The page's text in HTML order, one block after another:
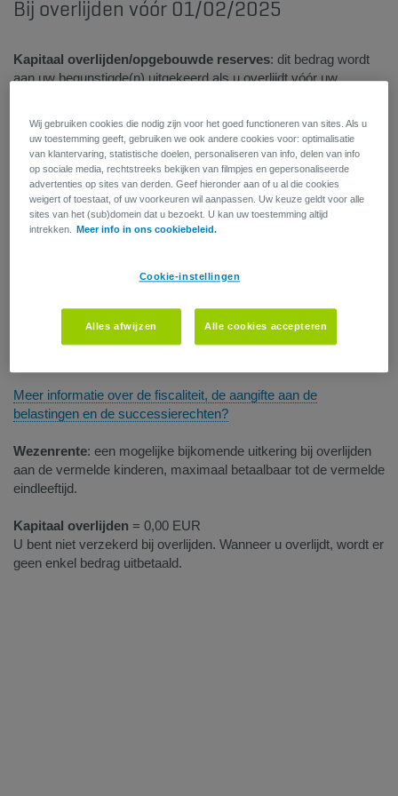
Bij overlijden vóór 01/02/2025
Kapitaal overlijden/opgebouwde reserves: dit bedrag wordt
aan uw begunstigde(n) uitgekeerd als u overlijdt vóór uw
kan u van deze keuze afwijken door dit document in te vullen.
Het vermelde bedrag is een brutobedrag.
Kapitaal overlijden/opgebouwde reserve winstdeelname
een bedrag bovenop het bedrag bij overlijden dat AG Employee
Benefits bij uw overlijden uitkeert aan uw begunstigde(n). De
in dezelfde zin als dat kapitaal.
Het bedrag dat u effectief zal ontvangen, wordt bepaald door de
Meer informatie over de fiscaliteit, de aangifte aan de
belastingen en de successierechten?
Wezenrente: een mogelijke bijkomende uitkering bij overlijden
aan de vermelde kinderen, maximaal betaalbaar tot de vermelde
eindleeftijd.
Kapitaal overlijden = 0,00 EUR
U bent niet verzekerd bij overlijden. Wanneer u overlijdt, wordt er
geen enkel bedrag uitbetaald.
Wij gebruiken cookies die nodig zijn voor het goed functioneren van sites. Als u
uw toestemming geeft, gebruiken we ook andere cookies voor: optimalisatie
van klantervaring, statistische doelen, personaliseren van info, delen van info
op sociale media, rechtstreeks bekijken van filmpjes en gepersonaliseerde
advertenties op sites van derden. Geef hieronder aan of u al die cookies
weigert of toestaat, of uw voorkeuren wil aanpassen. Uw keuze geldt voor alle
sites van het (sub)domein dat u bezoekt. U kan uw toestemming altijd
intrekken. Meer info in ons cookiebeleid.
Cookie-instellingen
Alles afwijzen Alle cookies accepteren